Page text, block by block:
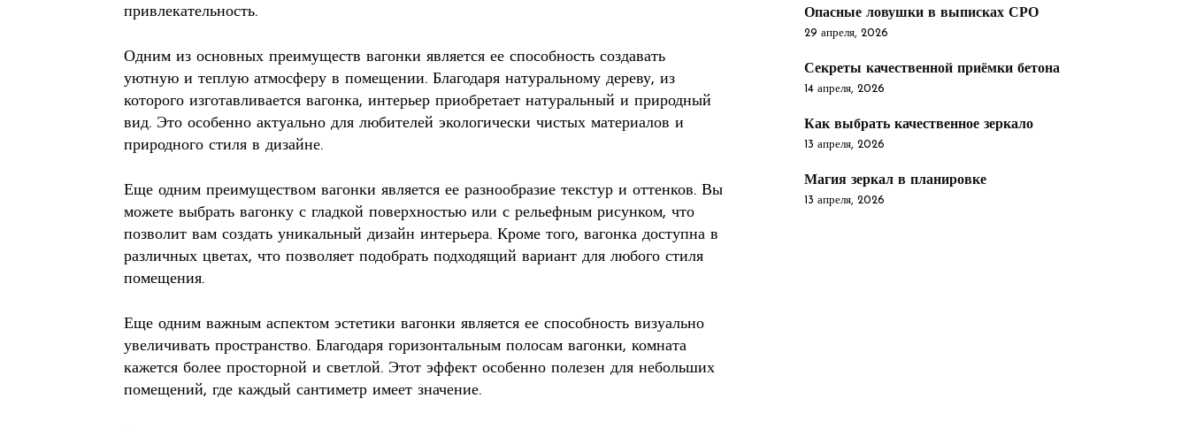
привлекательность.
Одним из основных преимуществ вагонки является ее способность создавать
уютную и теплую атмосферу в помещении. Благодаря натуральному дереву, из
которого изготавливается вагонка, интерьер приобретает натуральный и природный
вид. Это особенно актуально для любителей экологически чистых материалов и
природного стиля в дизайне.
Еще одним преимуществом вагонки является ее разнообразие текстур и оттенков. Вы
можете выбрать вагонку с гладкой поверхностью или с рельефным рисунком, что
позволит вам создать уникальный дизайн интерьера. Кроме того, вагонка доступна в
различных цветах, что позволяет подобрать подходящий вариант для любого стиля
помещения.
Еще одним важным аспектом эстетики вагонки является ее способность визуально
увеличивать пространство. Благодаря горизонтальным полосам вагонки, комната
кажется более просторной и светлой. Этот эффект особенно полезен для небольших
помещений, где каждый сантиметр имеет значение.
Опасные ловушки в выписках СРО
29 апреля, 2026
Секреты качественной приёмки бетона
14 апреля, 2026
Как выбрать качественное зеркало
13 апреля, 2026
Магия зеркал в планировке
13 апреля, 2026